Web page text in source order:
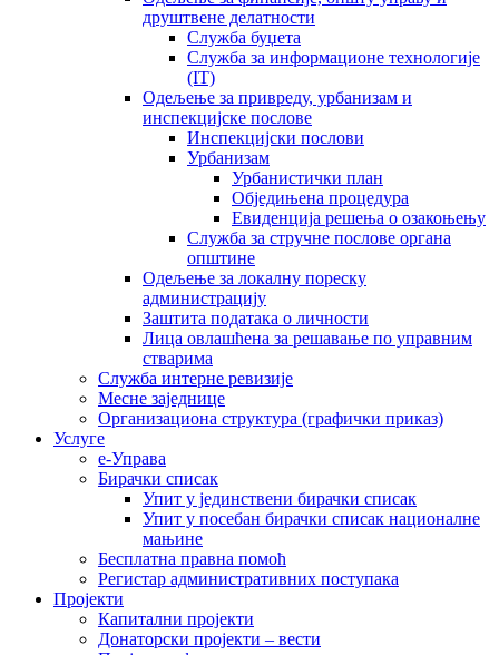
друштвене делатности
Служба буџета
Служба за информационе технологије
(IT)
Одељење за привреду, урбанизам и
инспекцијске послове
Инспекцијски послови
Урбанизам
Урбанистички план
Обједињена процедура
Евиденција решења о озакоњењу
Служба за стручне послове органа
општине
Одељење за локалну пореску
администрацију
Заштита података о личности
Лица овлашћена за решавање по управним
стварима
Служба интерне ревизије
Месне заједнице
Организациона структура (графички приказ)
Услуге
е-Управа
Бирачки списак
Упит у јединствени бирачки списак
Упит у посебан бирачки списак националне
мањине
Бесплатна правна помоћ
Регистар административних поступака
Пројекти
Капитални пројекти
Донаторски пројекти – вести